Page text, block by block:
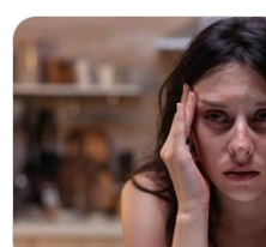
Sobre nosotros Contáctanos
nosotros
© Copyright 2026.